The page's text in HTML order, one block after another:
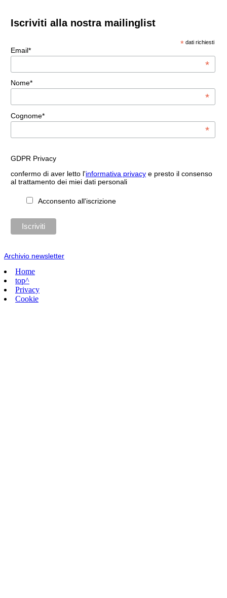
Iscriviti alla nostra mailinglist
* dati richiesti
Email*
*
Nome*
*
Cognome*
*
GDPR Privacy
confermo di aver letto l'informativa privacye presto il consenso
al trattamento dei miei dati personali
Acconsento all'iscrizione
Archivio newsletter
Home
top^
Privacy
Cookie